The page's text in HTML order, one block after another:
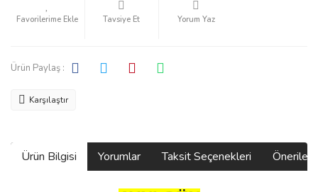
Tavsiye Et Yorum Yaz
Ürün Paylaş :
Karşılaştır
Ürün Bilgisi Yorumlar Taksit Seçenekleri